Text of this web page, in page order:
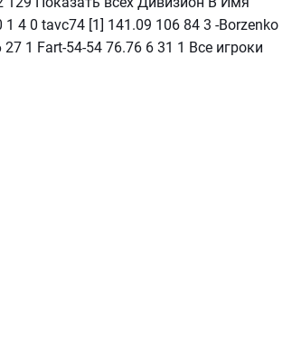
4 0 tavc74 [1] 141.09 106 84 3 -Borzenko
1 Fart-54-54 76.76 6 31 1 Все игроки